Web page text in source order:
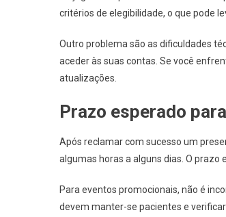
critérios de elegibilidade, o que pode
Outro problema são as dificuldades
aceder às suas contas. Se você
atualizações.
Prazo esperado
Após reclamar com sucesso um
algumas horas a alguns dias. O prazo
Para eventos promocionais, não é
devem manter-se pacientes e